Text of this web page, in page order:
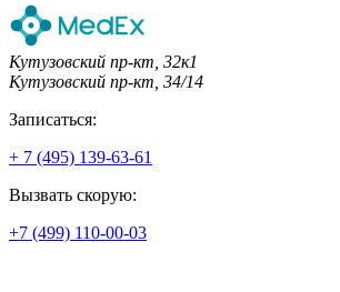
Кутузовский пр-кт, 32к1
Кутузовский пр-кт, 34/14
Записаться:
+ 7 (495) 139-63-61
Вызвать скорую:
+7 (499) 110-00-03